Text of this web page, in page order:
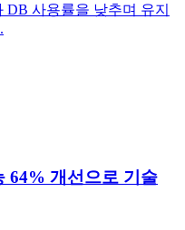
사용률을 낮추며 유지
64% 개선으로 기술